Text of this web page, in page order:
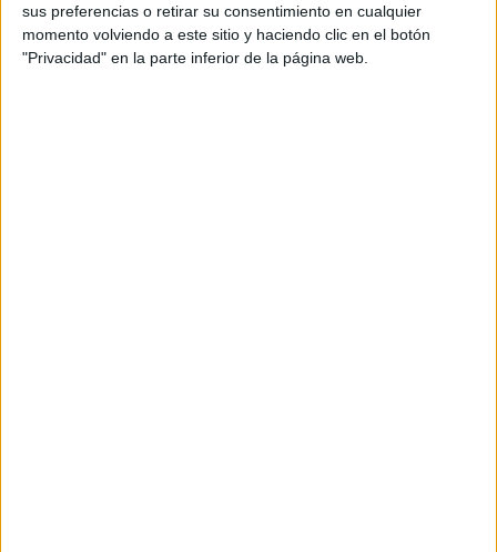
sus preferencias o retirar su consentimiento en cualquier
momento volviendo a este sitio y haciendo clic en el botón
"Privacidad" en la parte inferior de la página web.
Máster Universitario en Formación del Profesorado de Educación
Máster Universitario en Marketing Digital